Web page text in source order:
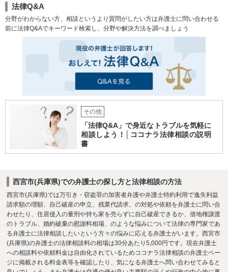
法律Q&A
分野がわからない方、相談というより質問がしたい方は弁護士に問い合わせる
前に法律Q&Aでキーワード検索し、分野や解決方法を調べましょう
その他
「法律Q&A」で身近なトラブルを気軽に
相談しよう！│ココナラ法律相談の説明
書
西宮市(兵庫県)での弁護士の探し方と法律相談の方法
西宮市(兵庫県)では万引き・窃盗罪の加害者弁護や弁護士特約利用で逸失利益
請求額の増額、自己破産の申立、残業代請求、の対処や依頼を弁護士に問い合
わせたり、住居侵入の量刑や持ち家を売らずに自己破産できるか、借地権譲渡
のトラブル、婚約破棄の慰謝料相場、のような悩みについて法律の専門家であ
る弁護士に法律相談したいという方々の悩みに応える弁護士がいます。西宮市
(兵庫県)の弁護士の法律相談料の相場は30分あたり5,000円です。現在弁護士
への相談料や依頼料金は自由化されているためココナラ法律相談の弁護士ペー
ジに掲載される料金表等を確認したり、気になる弁護士へ問い合わせてみると